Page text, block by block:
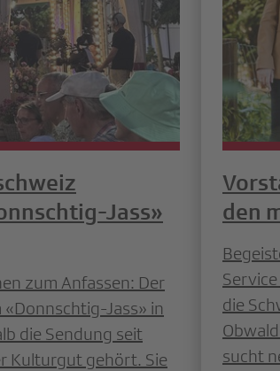
Jass»
zum Anfassen: Der
Jass» in
die Sendung seit
Kulturgut gehört. Sie
den
die
sucht